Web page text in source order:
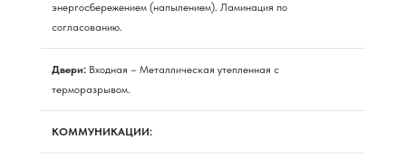
энергосбережением (напылением). Ламинация по
согласованию.
Двери: Входная – Металлическая утепленная с
терморазрывом.
КОММУНИКАЦИИ: